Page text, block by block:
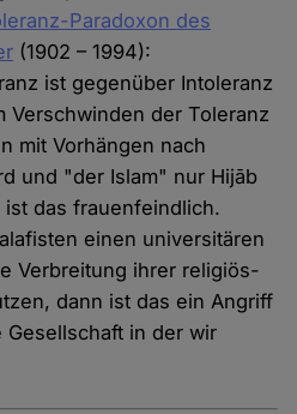
Paradoxon des
(1902 – 1994):
ist gegenüber Intoleranz
Verschwinden der Toleranz
mit Vorhängen nach
und "der Islam" nur Hijāb
das frauenfeindlich.
einen universitären
Verbreitung ihrer religiös-
dann ist das ein Angriff
in der wir